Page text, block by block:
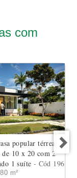
com
popular térrea
de 10 x 20 com 2
1 suíte - Cód 196
m²